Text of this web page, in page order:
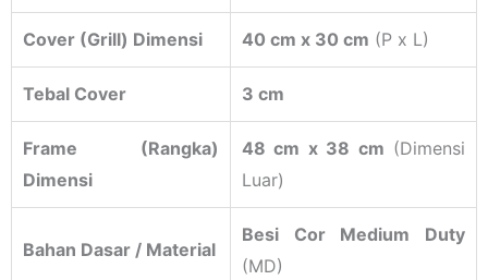
Cover (Grill) Dimensi 40 cm x 30 cm (P x L)
Tebal Cover 3 cm
Frame (Rangka)
Dimensi
48 cm x 38 cm (Dimensi
Luar)
Bahan Dasar / Material
Besi Cor Medium Duty
(MD)